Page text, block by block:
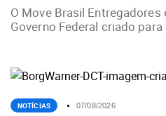
O Move Brasil
Governo Federal criado
NOTÍCIAS 07/08/2026